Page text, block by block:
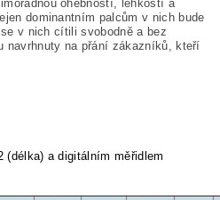
ohebností, lehkostí a
dominantním palcům v nich bude
v nich cítili svobodně a bez
navrhnuty na přání zákazníků, kteří
(délka) a digitálním měřidlem